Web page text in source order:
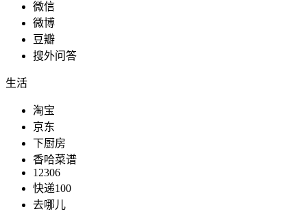
微信
微博
豆瓣
搜外问答
生活
淘宝
京东
下厨房
香哈菜谱
12306
快递100
去哪儿